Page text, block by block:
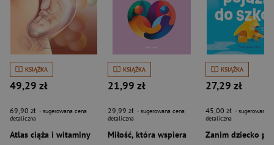
KSIĄŻKA
49,29 zł
69,90 zł - sugerowana cena
detaliczna
Atlas ciąża i witaminy
KSIĄŻKA
21,99 zł
29,99 zł - sugerowana cena
detaliczna
Miłość, która wspiera
KSIĄŻKA
27,29 zł
45,00 zł - sugerowana
detaliczna